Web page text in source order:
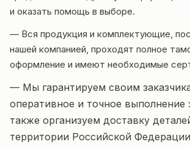
и оказать помощь в выборе.
— Вся продукция и комплектующие,
нашей компанией, проходят полное
оформление и имеют необходимые
— Мы гарантируем своим
оперативное и точное выполнение
также организуем доставку
территории Российской